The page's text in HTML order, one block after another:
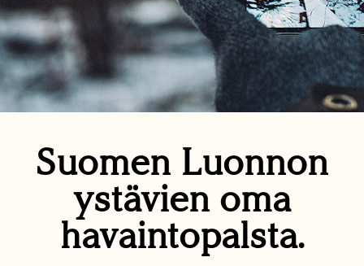
Suomen Luonnon
ystävien oma
havaintopalsta.